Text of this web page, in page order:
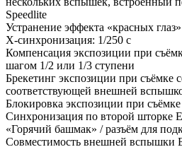
Speedlite
Устранение эффекта «красных
X-синхронизация: 1/250 с
Компенсация экспозиции при
шагом 1/2 или 1/3 ступени
Брекетинг экспозиции при съёмке
соответствующей внешней
Блокировка экспозиции при
Синхронизация по второй шторке
«Горячий башмак» / разъём для
Совместимость внешней вспышки